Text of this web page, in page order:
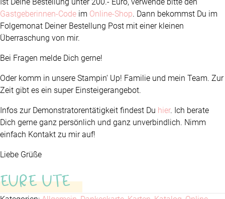
Gastgeberinnen-Code im Online-Shop. Dann bekommst Du im
Folgemonat Deiner Bestellung Post mit einer kleinen
Überraschung von mir.
Bei Fragen melde Dich gerne!
Oder komm in unsere Stampin‘ Up! Familie und mein Team. Zur
Zeit gibt es ein super Einsteigerangebot.
Infos zur Demonstratorentätigkeit findest Du hier. Ich berate
Dich gerne ganz persönlich und ganz unverbindlich. Nimm
einfach Kontakt zu mir auf!
Liebe Grüße
EURE UTE